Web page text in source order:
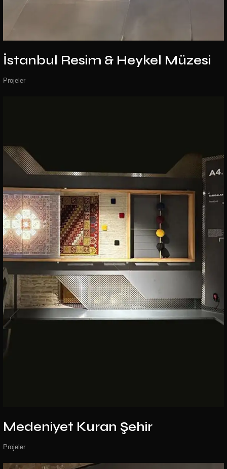
İstanbul Resim & Heykel Müzesi
Projeler
Medeniyet Kuran Şehir
Projeler